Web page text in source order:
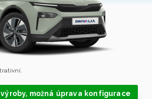
výroby, možná úprava konfigurace